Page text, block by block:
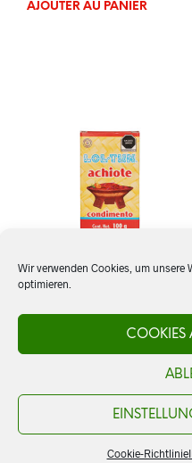
Wir verwenden Cookies, um unsere
optimieren.
COOKIES
Cookie-Richtlinie
AJOUTER AU PANIER
Tun